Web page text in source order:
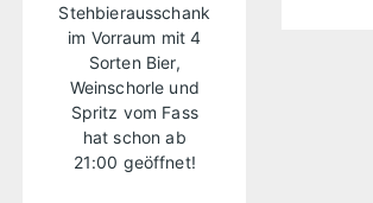
Stehbierausschank
im Vorraum mit 4
Sorten Bier,
Weinschorle und
Spritz vom Fass
hat schon ab
21:00 geöffnet!